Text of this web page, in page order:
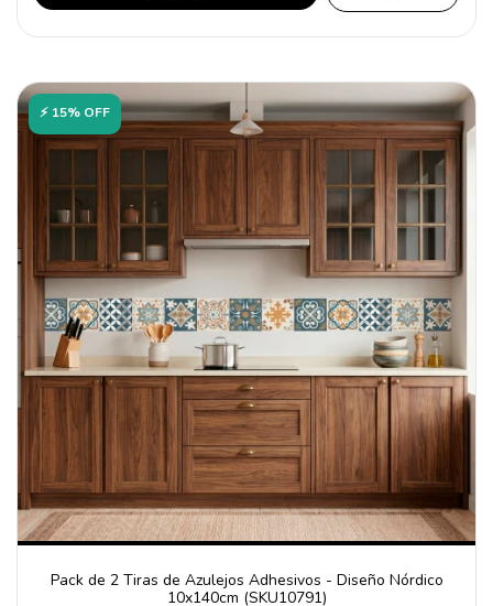
⚡ 15% OFF
Pack de 2 Tiras de Azulejos Adhesivos - Diseño Nórdico
10x140cm (SKU10791)